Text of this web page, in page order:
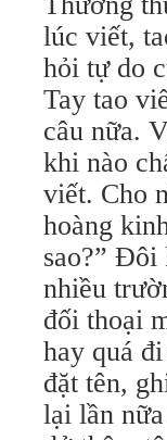
lúc viết,
hỏi tự do
Tay tao
câu nữa.
khi nào
viết. Cho
hoàng
sao?” Đôi
nhiều
đối thoại
hay quá
đặt tên,
lại lần